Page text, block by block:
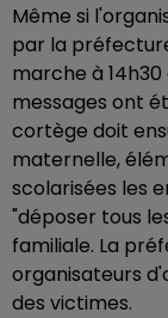
Même si
par la
marche à
messages ont
cortège doit
maternelle,
scolarisées les
"déposer tous
familiale. La
organisateurs
des victimes.